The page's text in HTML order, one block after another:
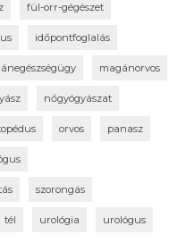
fül-orr-gégészet
időpontfoglalás
magánorvos
nőgyógyászat
orvos panasz
szorongás
tél urológia urológus